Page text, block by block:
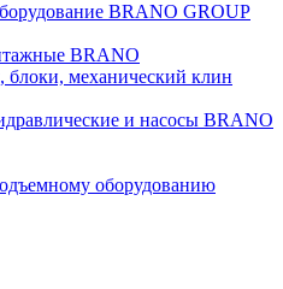
BRANO GROUP
BRANO
блоки, механический клин
и насосы BRANO
оборудованию